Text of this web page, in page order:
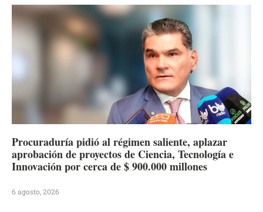
Procuraduría pidió al régimen saliente, aplazar
aprobación de proyectos de Ciencia, Tecnología e
Innovación por cerca de $ 900.000 millones
6 agosto, 2026